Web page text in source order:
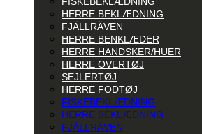
HERRE BEKLÆDNING
FJÄLLRÄVEN
HERRE BENKLÆDER
HERRE HANDSKER/HUER
HERRE OVERTØJ
SEJLERTØJ
HERRE FODTØJ
FISKEBEKLÆDNING
HERRE BEKLÆDNING
FJÄLLRÄVEN